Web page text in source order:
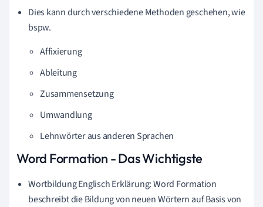
Dies kann durch verschiedene Methoden geschehen, wie
bspw.
Affixierung
Ableitung
Zusammensetzung
Umwandlung
Lehnwörter aus anderen Sprachen
Word Formation - Das Wichtigste
Wortbildung Englisch Erklärung: Word Formation
beschreibtdie Bildung von neuen Wörtern auf Basis von